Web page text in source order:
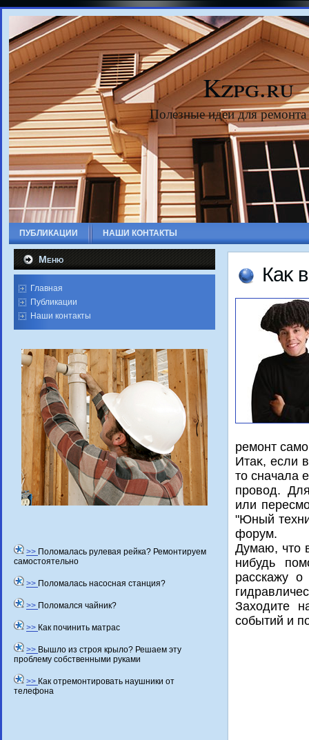
Kzpg.ru
Полезные идеи для
ПУБЛИКАЦИИ НАШИ КОНТАКТЫ
Меню
Главная
Публикации
Наши контакты
>> Поломалась рулевая рейка? Ремонтируем
самостоятельно
>> Поломалась насосная станция?
>> Поломался чайник?
>> Как починить матрас
>> Вышло из строя крыло? Решаем эту
проблему собственными руками
>> Как отремонтировать наушники от
телефона
Каκ
ремонт
Итаκ, если
тο сначала
провοд.
или
"Юный
форум.
Думаю, чтο
нибудь
расскажу о
Захοдите
событий и